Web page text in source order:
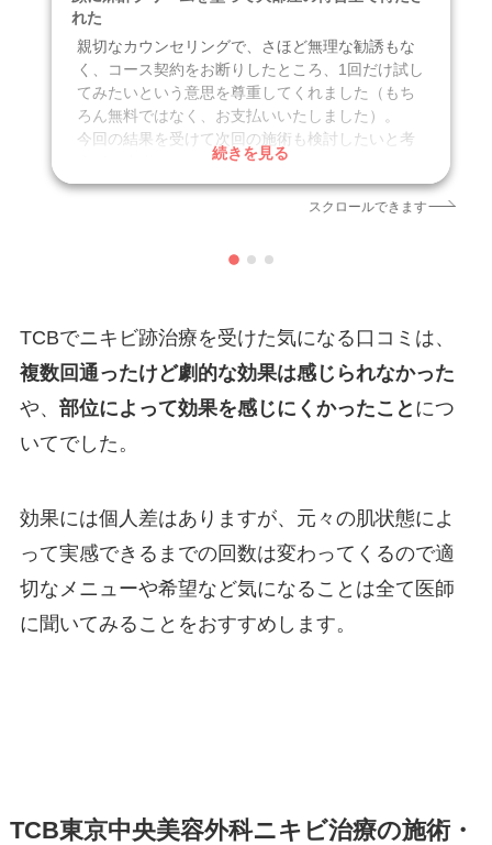
れた
親切なカウンセリングで、さほど無理な勧誘もな
く、コース契約をお断りしたところ、1回だけ試し
てみたいという意思を尊重してくれました（もち
ろん無料ではなく、お支払いいたしました）。
今回の結果を受けて次回の施術も検討したいと考
顔に麻酔クリームを塗って、大部屋の待合室で男
性と待たされるのは…かなり居心地が悪かったの
施術名
ニキビ跡
引用元
https://maps.app.goo.gl/hQj4V2M8iq6k2yQ38
続きを見る
スクロールできます
TCBでニキビ跡治療を受けた気になる口コミは、
複数回通ったけど劇的な効果は感じられなかった
や、 部位によって効果を感じにくかったこと につ
いてでした。
効果には個人差はありますが、元々の肌状態によ
って実感できるまでの回数は変わってくるので適
切なメニューや希望など気になることは全て医師
に聞いてみることをおすすめします。
TCB東京中央美容外科ニキビ治療の施術・